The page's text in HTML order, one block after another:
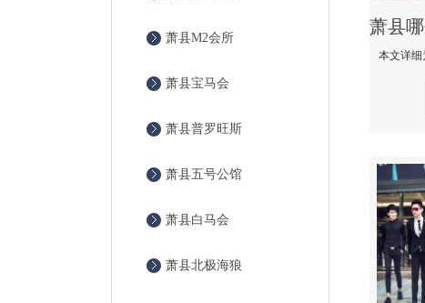
萧县M2会所
萧县宝马会
萧县普罗旺斯
萧县五号公馆
萧县白马会
萧县北极海狼